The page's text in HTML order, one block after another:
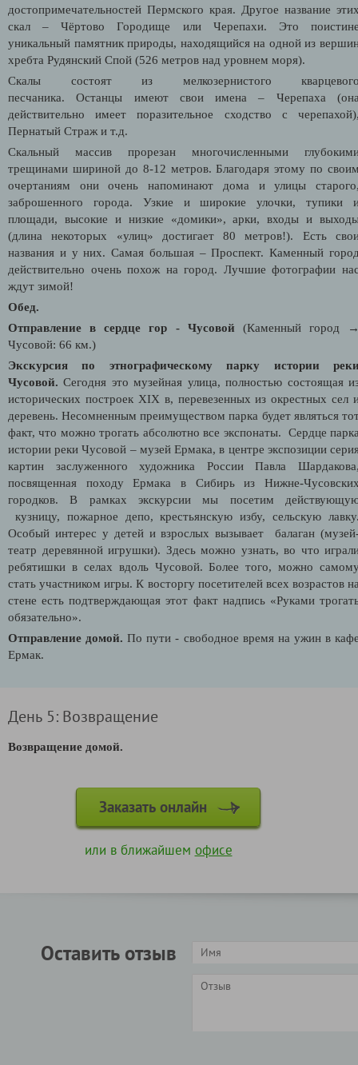
достопримечательностей Пермского края. Другое название
скал – Чёртово Городище или Черепахи. Это
уникальный памятник природы, находящийся на одной из
хребта Рудянский Спой (526 метров над уровнем моря).
Скалы состоят из мелкозернистого
песчаника. Останцы имеют свои имена – Черепаха
действительно имеет поразительное сходство с
Пернатый Страж и т.д.
Скальный массив прорезан многочисленными
трещинами шириной до 8-12 метров. Благодаря этому по
очертаниям они очень напоминают дома и улицы
заброшенного города. Узкие и широкие улочки, тупики
площади, высокие и низкие «домики», арки, входы и
(длина некоторых «улиц» достигает 80 метров!). Есть
названия и у них. Самая большая – Проспект. Каменный
действительно очень похож на город. Лучшие фотографии
ждут зимой!
Обед.
Отправление в сердце гор - Чусовой (Каменный город
Чусовой: 66 км.)
Экскурсия по этнографическому парку истории
Чусовой. Сегодня это музейная улица, полностью состоящая
исторических построек XIX в, перевезенных из окрестных сел
деревень. Несомненным преимуществом парка будет являться
факт, что можно трогать абсолютно все экспонаты. Сердце
истории реки Чусовой – музей Ермака, в центре экспозиции
картин заслуженного художника России Павла
посвященная походу Ермака в Сибирь из Нижне-
городков. В рамках экскурсии мы посетим
кузницу, пожарное депо, крестьянскую избу, сельскую
Особый интерес у детей и взрослых вызывает балаган
театр деревянной игрушки). Здесь можно узнать, во что
ребятишки в селах вдоль Чусовой. Более того, можно
стать участником игры. К восторгу посетителей всех возрастов
стене есть подтверждающая этот факт надпись «Руками
обязательно».
Отправление домой.По пути - свободное время на ужин в
Ермак.
День 5: Возвращение
Возвращение домой.
Заказать онлайн
или в ближайшем офисе
Оставить отзыв